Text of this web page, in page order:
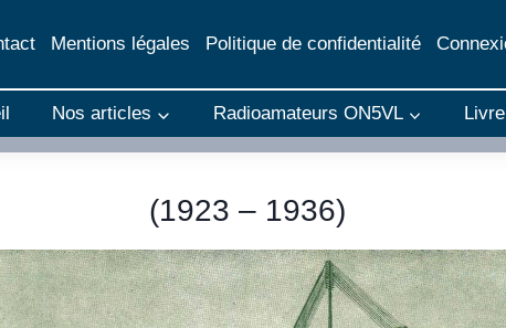
Mentions légales Politique de confidentialité
Nos articles Radioamateurs ON5VL
(1923 – 1936)